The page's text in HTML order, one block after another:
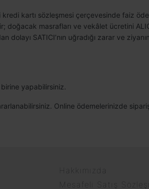
kartı sözleşmesi çerçevesinde faiz
doğacak masrafları ve vekâlet ücretini
SATICI’nın uğradığı zarar ve
yapabilirsiniz.
Online ödemelerinizde
Hakkımızda
Mesafeli Satış